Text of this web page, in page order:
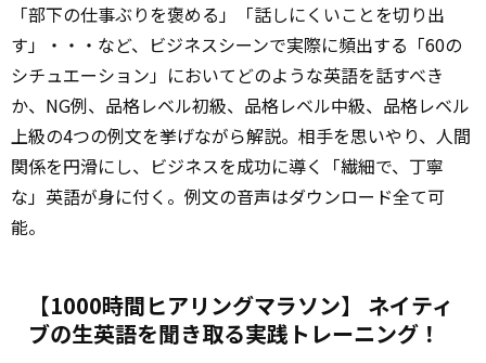
「部下の仕事ぶりを褒める」「話しにくいことを切り出
す」・・・など、ビジネスシーンで実際に頻出する「60の
シチュエーション」においてどのような英語を話すべき
か、NG例、品格レベル初級、品格レベル中級、品格レベル
上級の4つの例文を挙げながら解説。相手を思いやり、人間
関係を円滑にし、ビジネスを成功に導く「繊細で、丁寧
な」英語が身に付く。例文の音声はダウンロード全て可
能。
【1000時間ヒアリングマラソン】 ネイティ
ブの生英語を聞き取る実践トレーニング！